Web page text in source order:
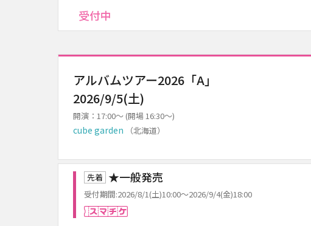
受付中
アルバムツアー2026「A」
2026/9/5(土)
開演：17:00～ (開場 16:30～)
cube garden （北海道）
先着 ★一般発売
受付期間:2026/8/1(土)10:00～2026/9/4(金)18:00